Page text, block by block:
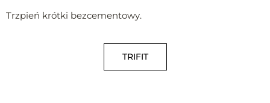
Trzpień krótki bezcementowy.
TRIFIT